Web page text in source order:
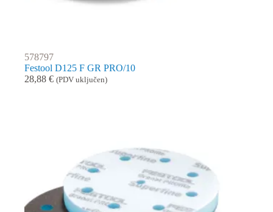
578797
Festool D125 F GR PRO/10
28,88 € (PDV uključen)